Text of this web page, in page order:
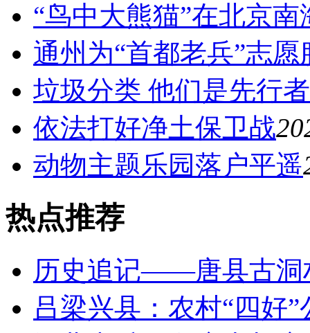
“鸟中大熊猫”在北京南
通州为“首都老兵”志
垃圾分类 他们是先行者
依法打好净土保卫战
动物主题乐园落户平遥
热点推荐
历史追记——唐县古洞
吕梁兴县：农村“四好